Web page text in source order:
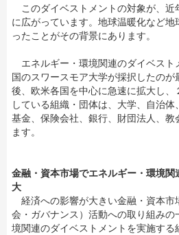
このダイベストメントの対象が、近
に広がっています。地球温暖化など地
ったことがその背景にあります。
エネルギー・環境関連のダイベスト
国のスワースモア大学が採択したの
後、欧米各国を中心に急速に拡大し
している組織・団体は、大学、自治
基金、保険会社、銀行、財団法人、
ます。
金融・資本市場でエネルギー・環境
大
経済への影響が大きい金融・資本市
会・ガバナンス）活動への取り組み
境関連のダイベストメントを実施する